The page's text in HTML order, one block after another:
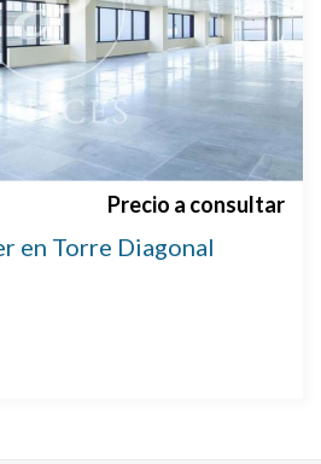
Precio a consultar
en Torre Diagonal